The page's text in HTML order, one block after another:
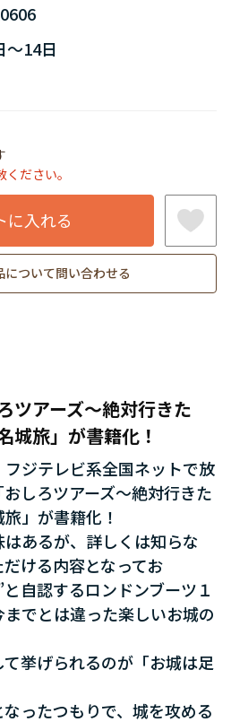
～14日
ださい。
に入れる
について問い合わせる
ツアーズ～絶対行きた
城旅」が書籍化！
ジテレビ系全国ネットで放
しろツアーズ～絶対行きた
」が書籍化！
あるが、詳しくは知らな
ける内容となってお
自認するロンドンブーツ１
でとは違った楽しいお城の
挙げられるのが「お城は足
ったつもりで、城を攻める